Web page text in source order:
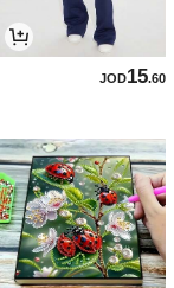
JOD15.60